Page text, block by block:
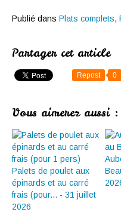
Publié dans Plats complets,
Partager cet article
Repost 0
Vous aimerez aussi :
Palets de poulet aux
épinards et au carré
frais (pour... - 31 juillet
2026